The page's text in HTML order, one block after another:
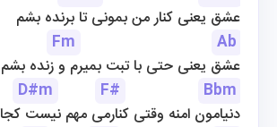
عشق یعنی کنار من بمونی تا برنده بشم
Fm
Ab
عشق یعنی حتی با تبت بمیرم و زنده بشم
D#m F#
Bbm
دنیامون امنه وقتی کنارمی مهم نیست کجا